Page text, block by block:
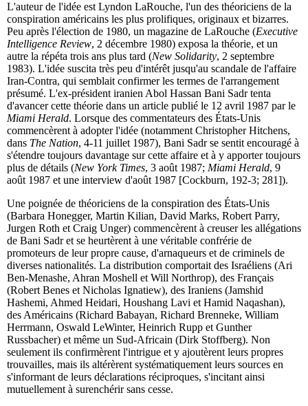
L'auteur de l'idée est Lyndon LaRouche, l'un des théoriciens de la
conspiration américains les plus prolifiques, originaux et bizarres.
Peu après l'élection de 1980, un magazine de LaRouche (Executive
Intelligence Review, 2 décembre 1980) exposa la théorie, et un
autre la répéta trois ans plus tard (New Solidarity, 2 septembre
1983). L'idée suscita très peu d'intérêt jusqu'au scandale de l'affaire
Iran-Contra, qui semblait confirmer les termes de l'arrangement
présumé. L'ex-président iranien Abol Hassan Bani Sadr tenta
d'avancer cette théorie dans un article publié le 12 avril 1987 par le
Miami Herald. Lorsque des commentateurs des États-Unis
commencèrent à adopter l'idée (notamment Christopher Hitchens,
dans The Nation, 4-11 juillet 1987), Bani Sadr se sentit encouragé à
s'étendre toujours davantage sur cette affaire et à y apporter toujours
plus de détails (New York Times, 3 août 1987; Miami Herald, 9
août 1987 et une interview d'août 1987 [Cockburn, 192-3; 281]).
Une poignée de théoriciens de la conspiration des États-Unis
(Barbara Honegger, Martin Kilian, David Marks, Robert Parry,
Jurgen Roth et Craig Unger) commencèrent à creuser les allégations
de Bani Sadr et se heurtèrent à une véritable confrérie de
promoteurs de leur propre cause, d'arnaqueurs et de criminels de
diverses nationalités. La distribution comportait des Israéliens (Ari
Ben-Menashe, Ahran Moshell et Will Northrop), des Français
(Robert Benes et Nicholas Ignatiew), des Iraniens (Jamshid
Hashemi, Ahmed Heidari, Houshang Lavi et Hamid Naqashan),
des Américains (Richard Babayan, Richard Brenneke, William
Herrmann, Oswald LeWinter, Heinrich Rupp et Gunther
Russbacher) et même un Sud-Africain (Dirk Stoffberg). Non
seulement ils confirmèrent l'intrigue et y ajoutèrent leurs propres
trouvailles, mais ils altérèrent systématiquement leurs sources en
s'informant de leurs déclarations réciproques, s'incitant ainsi
mutuellement à surenchérir sans cesse.